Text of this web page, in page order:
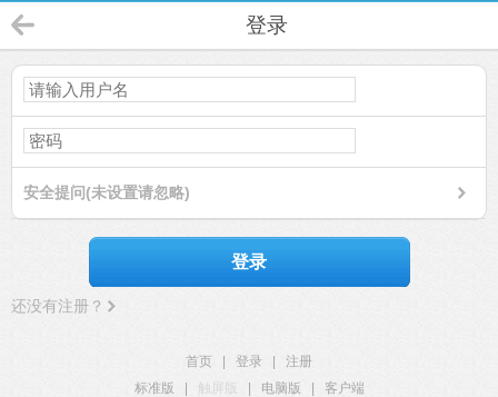
登录
安全提问(未设置请忽略)
登录
还没有注册？
首页 登录
注册
标准版
触屏版 电脑版
客户端